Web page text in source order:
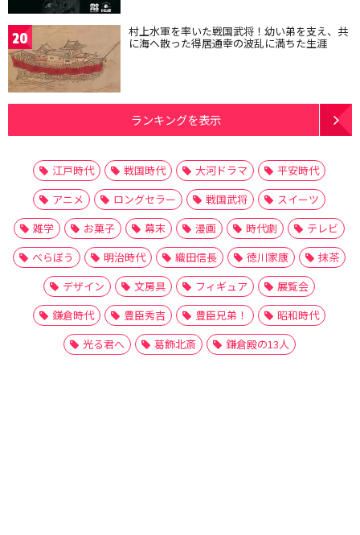
20 村上水軍を率いた戦国武将！幼い弟を支え、共
に海へ散った得居通幸の波乱に満ちた生涯
ランキングを表示
江戸時代 戦国時代 大河ドラマ
平安時代
アニメ
ロングセラー 戦国武将
スイーツ
雑学
お菓子 幕末 漫画 時代劇
テレビ
べらぼう
明治時代 織田信長 徳川家康
抹茶
デザイン
文房具 フィギュア
展覧会
鎌倉時代
豊臣秀吉 豊臣兄弟！
昭和時代
光る君へ
葛飾北斎 鎌倉殿の13人